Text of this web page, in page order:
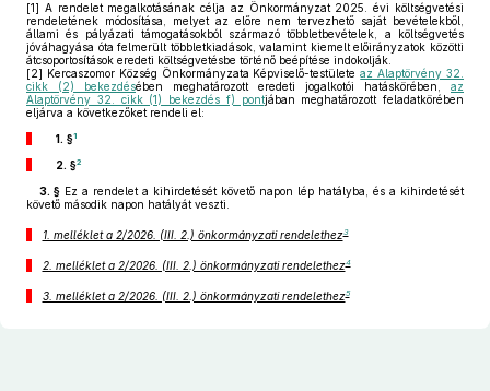
[1] A rendelet megalkotásának célja az Önkormányzat 2025. évi költségvetési
rendeletének módosítása, melyet az előre nem tervezhető saját bevételekből,
állami és pályázati támogatásokból származó többletbevételek, a költségvetés
jóváhagyása óta felmerült többletkiadások, valamint kiemelt előirányzatok közötti
átcsoportosítások eredeti költségvetésbe történő beépítése indokolják.
[2] Kercaszomor Község Önkormányzata Képviselő-testületeaz Alaptörvény 32.
cikk (2) bekezdésében meghatározott eredeti jogalkotói hatáskörében, az
Alaptörvény 32. cikk (1) bekezdés f) pontjában meghatározott feladatkörében
eljárva a következőket rendeli el:
1. §1
2. §2
3. § Ez a rendelet a kihirdetését követő napon lép hatályba, és a kihirdetését
követő második napon hatályát veszti.
1. melléklet a 2/2026. (III. 2.) önkormányzati rendelethez3
2. melléklet a 2/2026. (III. 2.) önkormányzati rendelethez4
3. melléklet a 2/2026. (III. 2.) önkormányzati rendelethez5